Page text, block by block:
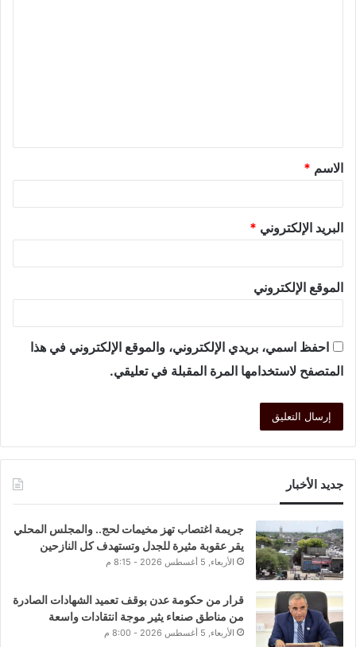
الاسم *
البريد الإلكتروني *
الموقع الإلكتروني
احفظ اسمي، بريدي الإلكتروني، والموقع الإلكتروني في هذا
المتصفح لاستخدامها المرة المقبلة في تعليقي.
جديد الأخبار
جريمة اغتصاب تهز مخيمات لحج.. والمجلس المحلي
يقر عقوبة مثيرة للجدل وتستهدف كل النازحين
الأربعاء, 5 أغسطس 2026 - 8:15 م
قرار من حكومة عدن بوقف تعميد الشهادات الصادرة
من مناطق صنعاء يثير موجة انتقادات واسعة
الأربعاء, 5 أغسطس 2026 - 8:00 م